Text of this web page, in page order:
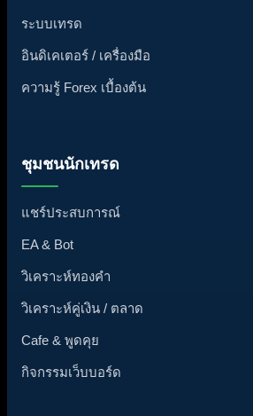
ระบบเทรด
อินดิเคเตอร์ / เครื่องมือ
ความรู้ Forex เบื้องต้น
ชุมชนนักเทรด
แชร์ประสบการณ์
EA & Bot
วิเคราะห์ทองคำ
วิเคราะห์คู่เงิน / ตลาด
Cafe & พูดคุย
กิจกรรมเว็บบอร์ด